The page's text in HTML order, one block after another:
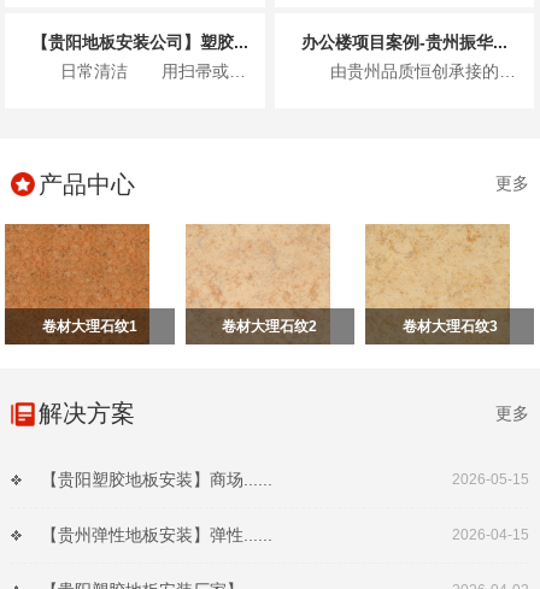
【贵阳地板安装公司】塑胶...
日常清洁 用扫帚或吸尘器清除表面灰尘...
办公楼项目案例-贵州振华...
由贵州品质恒创承接的贵州振华风光半导体股份有限公司新办公楼项目地面高级弹性地材...
产品中心 更多
卷材大理石纹1 卷材大理石纹2 卷材大理石纹3
解决方案 更多
【贵阳塑胶地板安装】商场...... 2026-05-15
【贵州弹性地板安装】弹性...... 2026-04-15